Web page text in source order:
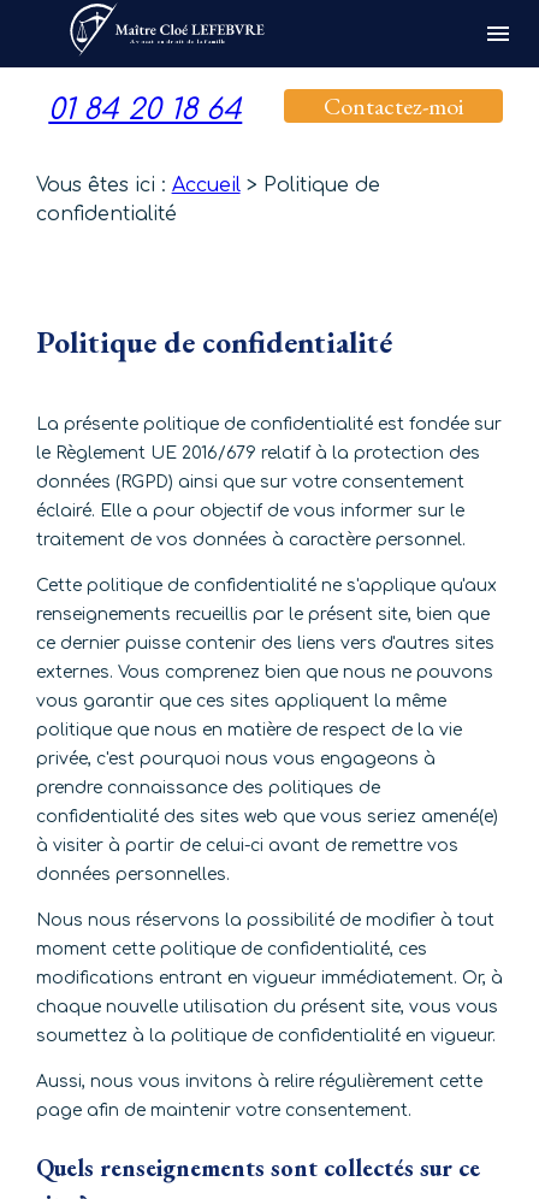
Avocat en droit de la famille menu
01 84 20 18 64 Contactez-moi
Vous êtes ici : Accueil> Politique de
confidentialité
Politique de confidentialité
La présente politique de confidentialité est fondée sur
le Règlement UE 2016/679 relatif à la protection des
données (RGPD) ainsi que sur votre consentement
éclairé. Elle a pour objectif de vous informer sur le
traitement de vos données à caractère personnel.
Cette politique de confidentialité ne s'applique qu'aux
renseignements recueillis par le présent site, bien que
ce dernier puisse contenir des liens vers d'autres sites
externes. Vous comprenez bien que nous ne pouvons
vous garantir que ces sites appliquent la même
politique que nous en matière de respect de la vie
privée, c'est pourquoi nous vous engageons à
prendre connaissance des politiques de
confidentialité des sites web que vous seriez amené(e)
à visiter à partir de celui-ci avant de remettre vos
données personnelles.
Nous nous réservons la possibilité de modifier à tout
moment cette politique de confidentialité, ces
modifications entrant en vigueur immédiatement. Or, à
chaque nouvelle utilisation du présent site, vous vous
soumettez à la politique de confidentialité en vigueur.
Aussi, nous vous invitons à relire régulièrement cette
page afin de maintenir votre consentement.
Quels renseignements sont collectés sur ce
Panneau de gestion des cookies